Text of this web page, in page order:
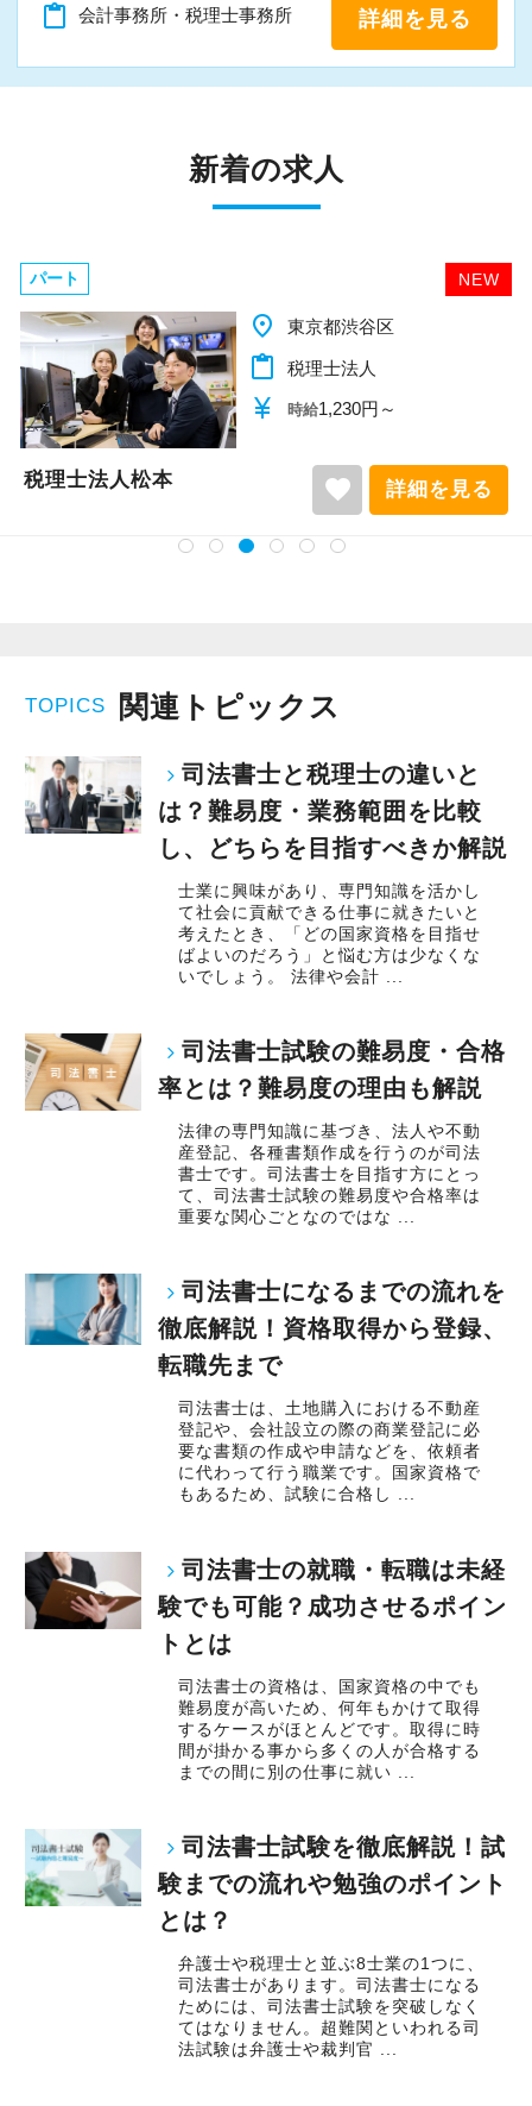
content_paste 会計事務所・税理士事務所 詳細を見る
新着の求人
NEW
パート
place 東京都渋谷区
content_paste 税理士法人
currency_yen 時給1,230円～
税理士法人松本 favorite 詳細を見る
TOPICS 関連トピックス
司法書士と税理士の違いと
は？難易度・業務範囲を比較
し、どちらを目指すべきか解説
士業に興味があり、専門知識を活かし
て社会に貢献できる仕事に就きたいと
考えたとき、「どの国家資格を目指せ
ばよいのだろう」と悩む方は少なくな
いでしょう。 法律や会計 ...
司法書士試験の難易度・合格
率とは？難易度の理由も解説
法律の専門知識に基づき、法人や不動
産登記、各種書類作成を行うのが司法
書士です。司法書士を目指す方にとっ
て、司法書士試験の難易度や合格率は
重要な関心ごとなのではな ...
司法書士になるまでの流れを
徹底解説！資格取得から登録、
転職先まで
司法書士は、土地購入における不動産
登記や、会社設立の際の商業登記に必
要な書類の作成や申請などを、依頼者
に代わって行う職業です。国家資格で
もあるため、試験に合格し ...
司法書士の就職・転職は未経
験でも可能？成功させるポイン
トとは
司法書士の資格は、国家資格の中でも
難易度が高いため、何年もかけて取得
するケースがほとんどです。取得に時
間が掛かる事から多くの人が合格する
までの間に別の仕事に就い ...
司法書士試験を徹底解説！試
験までの流れや勉強のポイント
とは？
弁護士や税理士と並ぶ8士業の1つに、
司法書士があります。司法書士になる
ためには、司法書士試験を突破しなく
てはなりません。超難関といわれる司
法試験は弁護士や裁判官 ...